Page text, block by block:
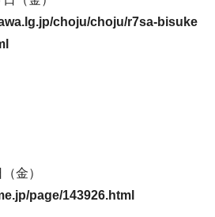
choju/choju/r7sa-bisuke
金）
page/143926.html